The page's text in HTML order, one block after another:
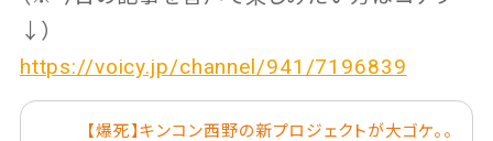
↓）
https://voicy.jp/channel/941/7196839
【爆死】キンコン西野の新プロジェクトが大ゴケ。。